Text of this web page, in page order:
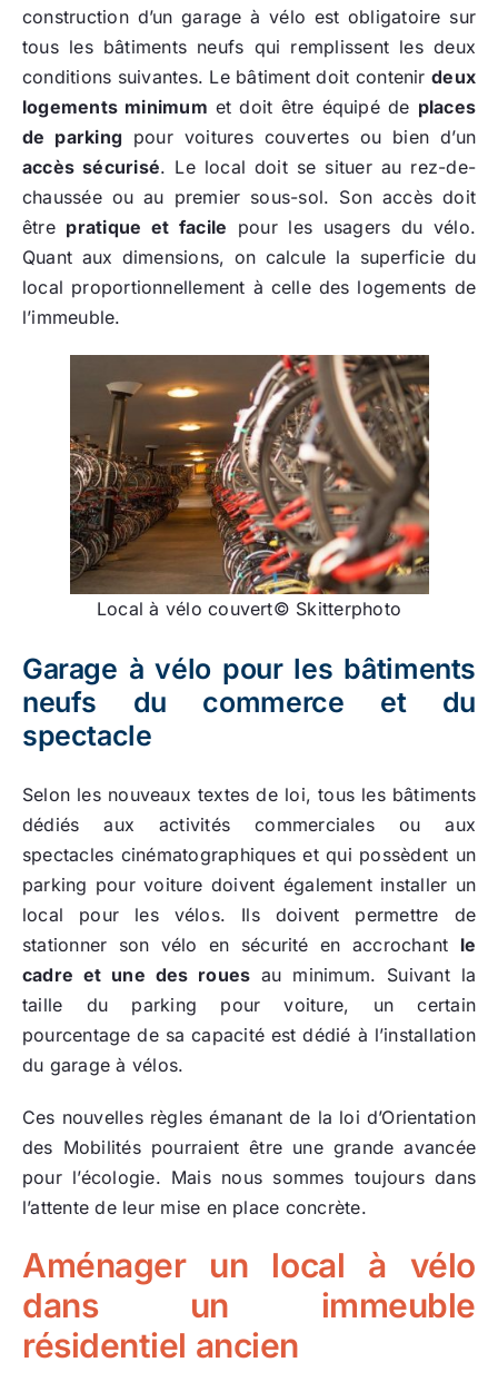
construction d’un garage à vélo est obligatoire sur
tous les bâtiments neufs qui remplissent les deux
conditions suivantes. Le bâtiment doit contenirdeux
logements minimum et doit être équipé de places
de parking pour voitures couvertes ou bien d’un
accès sécurisé. Le local doit se situer au rez-de-
chaussée ou au premier sous-sol. Son accès doit
être pratique et facile pour les usagers du vélo.
Quant aux dimensions, on calcule la superficie du
local proportionnellement à celle des logements de
l’immeuble.
Local à vélo couvert© Skitterphoto
Garage à vélo pour les bâtiments
neufs du commerce et du
spectacle
Selon les nouveaux textes de loi, tous les bâtiments
dédiés aux activités commerciales ou aux
spectacles cinématographiques et qui possèdent un
parking pour voiture doivent également installer un
local pour les vélos. Ils doivent permettre de
stationner son vélo en sécurité en accrochant le
cadre et une des roues au minimum. Suivant la
taille du parking pour voiture, un certain
pourcentage de sa capacité est dédié à l’installation
du garage à vélos.
Ces nouvelles règles émanant de la loi d’Orientation
des Mobilités pourraient être une grande avancée
pour l’écologie. Mais nous sommes toujours dans
l’attente de leur mise en place concrète.
Aménager un local à vélo
dans un immeuble
résidentiel ancien